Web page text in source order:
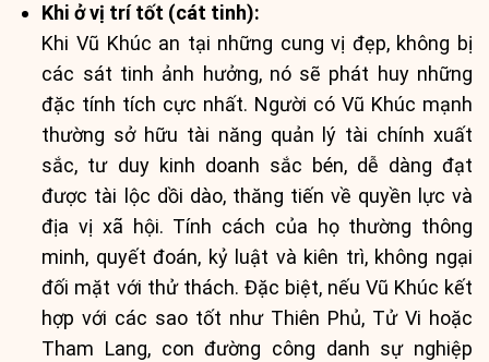
Khi ở vị trí tốt (cát tinh):
Khi Vũ Khúc an tại những cung vị đẹp, không bị
các sát tinh ảnh hưởng, nó sẽ phát huy những
đặc tính tích cực nhất. Người có Vũ Khúc mạnh
thường sở hữu tài năng quản lý tài chính xuất
sắc, tư duy kinh doanh sắc bén, dễ dàng đạt
được tài lộc dồi dào, thăng tiến về quyền lực và
địa vị xã hội. Tính cách của họ thường thông
minh, quyết đoán, kỷ luật và kiên trì, không ngại
đối mặt với thử thách. Đặc biệt, nếu Vũ Khúc kết
hợp với các sao tốt như Thiên Phủ, Tử Vi hoặc
Tham Lang, con đường công danh sự nghiệp